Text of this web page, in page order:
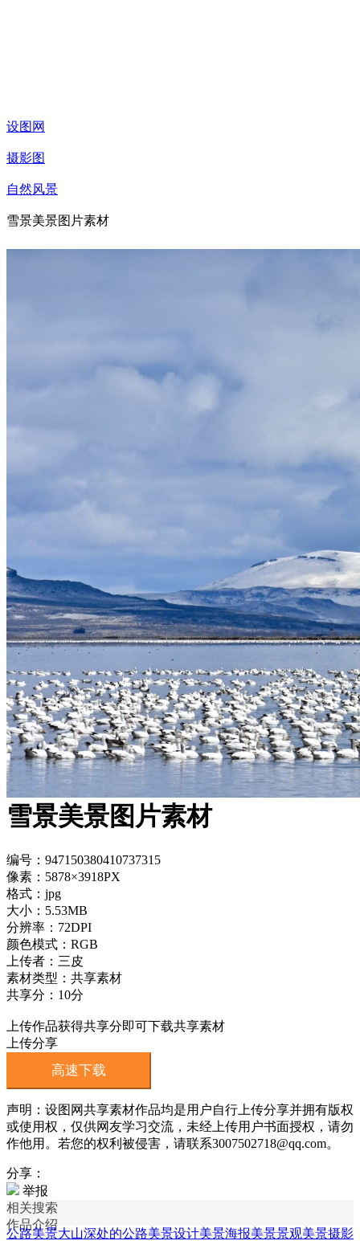
设图网
摄影图
自然风景
雪景美景图片素材
雪景美景图片素材
编号：947150380410737315
像素：5878×3918PX
格式：jpg
大小：5.53MB
分辨率：72DPI
颜色模式：RGB
上传者：三皮
素材类型：共享素材
共享分：10分
上传作品获得共享分即可下载共享素材
上传分享
高速下载
声明：设图网共享素材作品均是用户自行上传分享并拥有版权
或使用权，仅供网友学习交流，未经上传用户书面授权，请勿
作他用。若您的权利被侵害，请联系3007502718@qq.com。
分享：
举报
相关搜索
作品介绍
公路美景大山深处的公路美景设计美景海报美景景观美景摄影